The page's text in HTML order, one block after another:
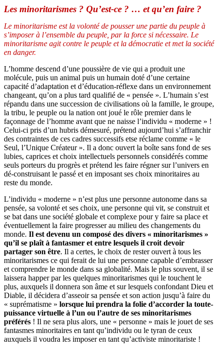
Les minoritarismes ? Qu’est-ce ? … et qu’en faire ?
Le minoritarisme est la volonté de pousser une partie du peuple à
s’imposer à l’ensemble du peuple, par la force si nécessaire. Le
minoritarisme agit contre le peuple et la démocratie et met la société
en danger.
L’homme descend d’une poussière de vie qui a produit une
molécule, puis un animal puis un humain doté d’une certaine
capacité d’adaptation et d’éducation-réflexe dans un environnement
changeant, qu’on a plus tard qualifié de « pensée ». L’humain s’est
répandu dans une succession de civilisations où la famille, le groupe,
la tribu, le peuple ou la nation ont joué le rôle premier dans le
façonnage de l’homme avant que ne naisse l’individu « moderne » !
Celui-ci pris d’un hubris démesuré, prétend aujourd’hui s’affranchir
des contraintes de ces cadres successifs etse réclame comme « le
Seul, l’Unique Créateur ». Il a donc ouvert la boîte sans fond de ses
lubies, caprices et choix intellectuels personnels considérés comme
seuls porteurs du progrès et prétend les faire régner sur l’univers en
dé-construisant le passé et en imposant ses choix minoritaires au
reste du monde.
L’individu « moderne » n’est plus une personne autonome dans sa
pensée, sa volonté et ses choix, une personne qui vit, se construit et
se bat dans une société globale et complexe pour y faire sa place et
éventuellement la faire progresser au milieu des changements du
monde. Il est devenu un composé des divers « minoritarismes »
qu’il se plaît à fantasmer et entre lesquels il croit devoir
partager son être. Il a certes, le choix de rester ouvert à tous les
minoritarismes ce qui ferait de lui une personne capable d’embrasser
et comprendre le monde dans sa globalité. Mais le plus souvent, il se
laissera happer par les quelques minoritarismes qui le touchent le
plus, auxquels il donnera son âme et sur lesquels confondant Dieu et
Diable, il décidera d’asseoir sa pensée et son action jusqu’à faire du
« suprématisme » lorsque lui prendra la folie d’accorder la toute-
puissance virtuelle à l’un ou l’autre de ses minoritarismes
préférés ! Il ne sera plus alors, une « personne » mais le jouet de ses
fantasmes minoritaires en tant qu’individu ou le tyran de ceux
auxquels il voudra les imposer en tant qu’activiste minoritariste !